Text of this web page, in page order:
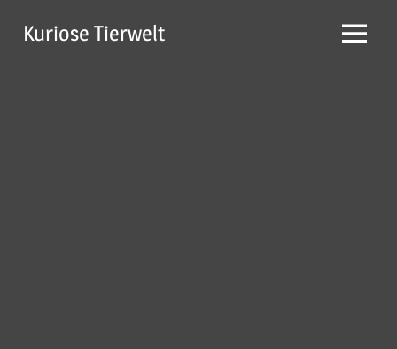
InhaltKuriose Tierwelt Menü